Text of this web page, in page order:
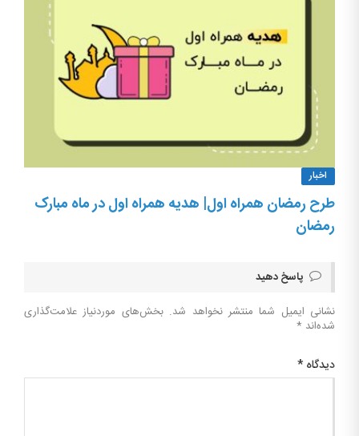
اخبار
طرح رمضان همراه اول| هدیه همراه اول در ماه مبارک
رمضان
پاسخ دهید
نشانی ایمیل شما منتشر نخواهد شد. بخش‌های موردنیاز علامت‌گذاری
شده‌اند *
دیدگاه *